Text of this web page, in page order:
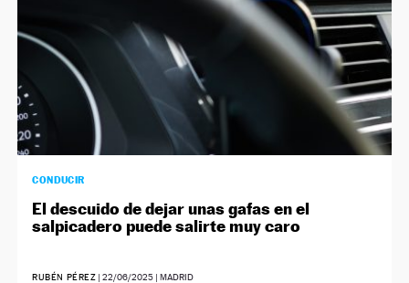
CONDUCIR
El descuido de dejar unas gafas en el
salpicadero puede salirte muy caro
RUBÉN PÉREZ |22/06/2025 | MADRID